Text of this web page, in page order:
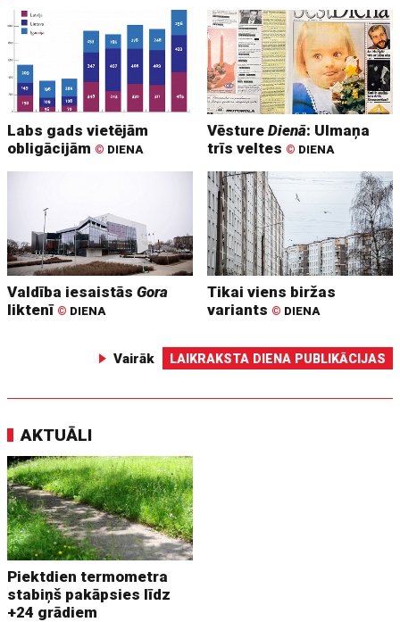
Labs gads vietējām
obligācijām © DIENA
VēstureDienā: Ulmaņa
trīs veltes © DIENA
Valdība iesaistāsGora
liktenī © DIENA
Tikai viens biržas
variants © DIENA
Vairāk LAIKRAKSTA DIENA PUBLIKĀCIJAS
AKTUĀLI
Piektdien termometra
stabiņš pakāpsies līdz
+24 grādiem